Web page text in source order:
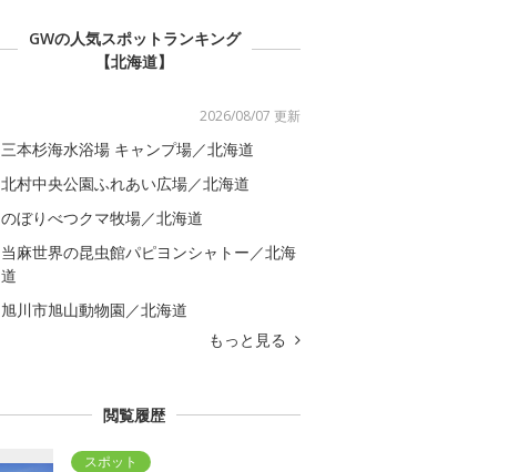
GWの人気スポットランキング
【北海道】
2026/08/07 更新
三本杉海水浴場 キャンプ場／北海道
北村中央公園ふれあい広場／北海道
のぼりべつクマ牧場／北海道
当麻世界の昆虫館パピヨンシャトー／北海
道
旭川市旭山動物園／北海道
もっと見る
閲覧履歴